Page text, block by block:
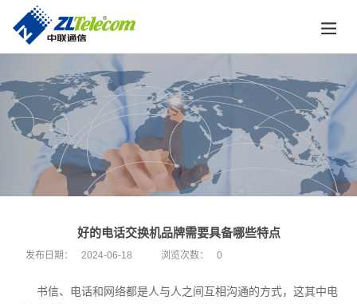
好的电话交换机品牌需要具备哪些特点
发布日期： 2024-06-18 浏览次数： 0
书信、电话和网络都是人与人之间互相沟通的方式，这其中电